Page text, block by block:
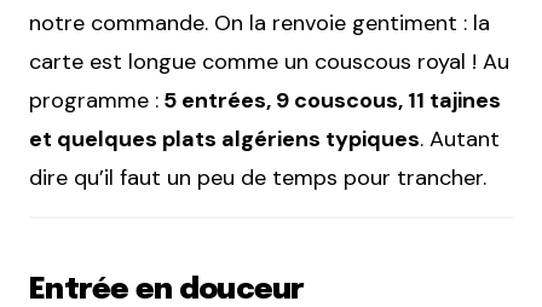
notre commande. On la renvoie gentiment : la
carte est longue comme un couscous royal ! Au
programme : 5 entrées, 9 couscous, 11 tajines
et quelques plats algériens typiques. Autant
dire qu’il faut un peu de temps pour trancher.
Entrée en douceur